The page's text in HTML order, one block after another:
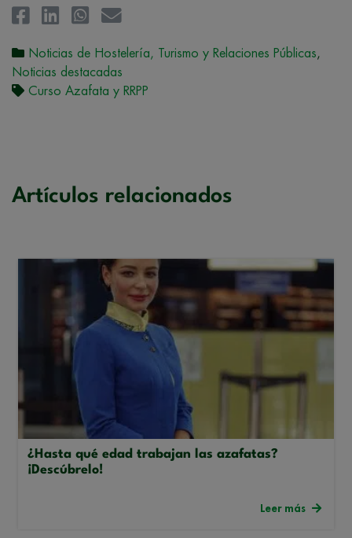
Noticias de Hostelería, Turismo y Relaciones Públicas,
Noticias destacadas
Curso Azafata y RRPP
Artículos relacionados
¿Hasta qué edad trabajan las azafatas?
¡Descúbrelo!
Leer más